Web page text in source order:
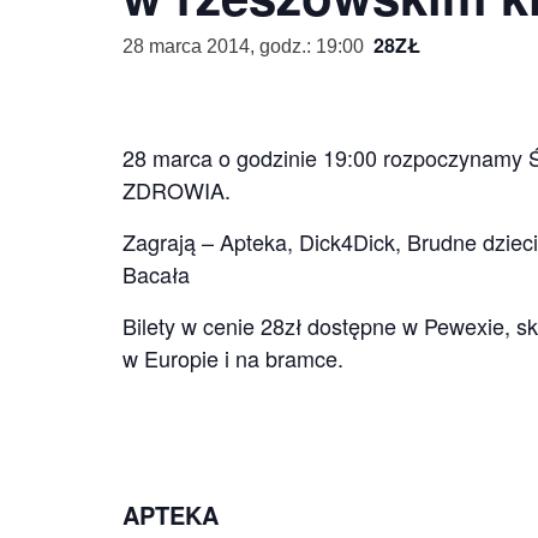
28 marca 2014, godz.: 19:00 28ZŁ
28 marca o godzinie 19:00 rozpoczynamy
ZDROWIA.
Zagrają – Apteka, Dick4Dick, Brudne
Bacała
Bilety w cenie 28zł dostępne w Pewexie,
w Europie i na bramce.
APTEKA